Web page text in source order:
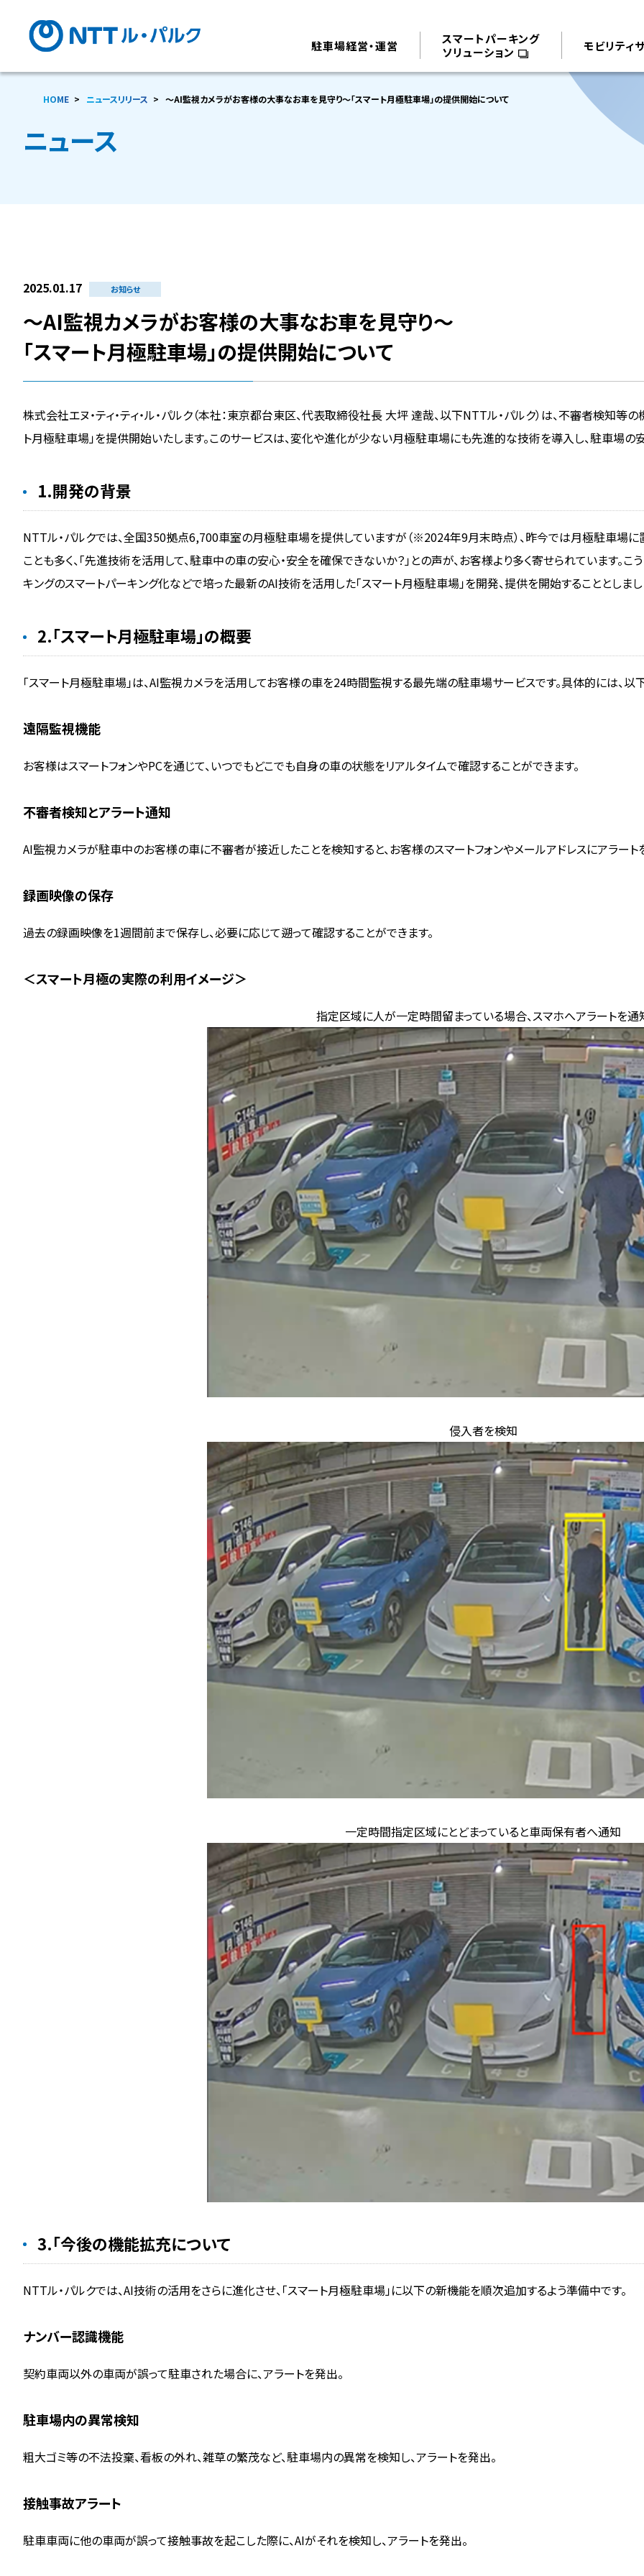
駐車場経営・運営
スマートパーキング
ソリューション
モビリティ
HOME ニュースリリース ～AI監視カメラがお客様の大事なお車を見守り～「スマート月極駐車場」の提供開始について
ニュース
2025.01.17 お知らせ
～AI監視カメラがお客様の大事なお車を見守り～
「スマート月極駐車場」の提供開始について
株式会社エヌ・ティ・ティ・ル・パルク（本社：東京都台東区、代表取締役社長 大坪 達哉、以下NTTル・パルク）は、不審者検知
ト月極駐車場」を提供開始いたします。このサービスは、変化や進化が少ない月極駐車場にも先進的な技術を導入し、駐車場の
1.開発の背景
NTTル・パルクでは、全国350拠点6,700車室の月極駐車場を提供していますが（※2024年9月末時点）、昨今では月極駐車場
ことも多く、「先進技術を活用して、駐車中の車の安心・安全を確保できないか？」との声が、お客様より多く寄せられています。
キングのスマートパーキング化などで培った最新のAI技術を活用した「スマート月極駐車場」を開発、提供を開始することとしまし
2.「スマート月極駐車場」の概要
「スマート月極駐車場」は、AI監視カメラを活用してお客様の車を24時間監視する最先端の駐車場サービスです。具体的には、以
遠隔監視機能
お客様はスマートフォンやPCを通じて、いつでもどこでも自身の車の状態をリアルタイムで確認することができます。
不審者検知とアラート通知
AI監視カメラが駐車中のお客様の車に不審者が接近したことを検知すると、お客様のスマートフォンやメールアドレスにアラート
録画映像の保存
過去の録画映像を1週間前まで保存し、必要に応じて遡って確認することができます。
＜スマート月極の実際の利用イメージ＞
指定区域に人が一定時間留まっている場合、スマホへアラートを通
侵入者を検知
一定時間指定区域にとどまっていると車両保有者へ通知
3.「今後の機能拡充について
NTTル・パルクでは、AI技術の活用をさらに進化させ、「スマート月極駐車場」に以下の新機能を順次追加するよう準備中です。
ナンバー認識機能
契約車両以外の車両が誤って駐車された場合に、アラートを発出。
駐車場内の異常検知
粗大ゴミ等の不法投棄、看板の外れ、雑草の繁茂など、駐車場内の異常を検知し、アラートを発出。
接触事故アラート
駐車車両に他の車両が誤って接触事故を起こした際に、AIがそれを検知し、アラートを発出。